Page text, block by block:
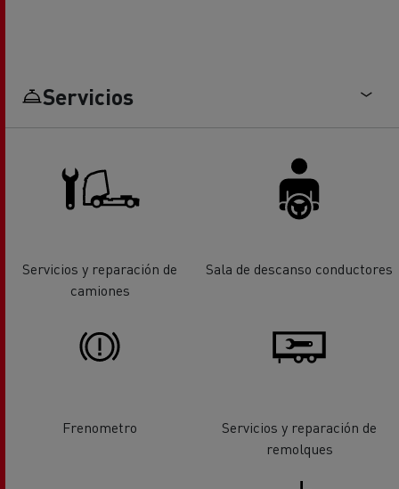
Servicios
Servicios y reparación de
camiones
Sala de descanso conductores
Frenometro
Servicios y reparación de
remolques